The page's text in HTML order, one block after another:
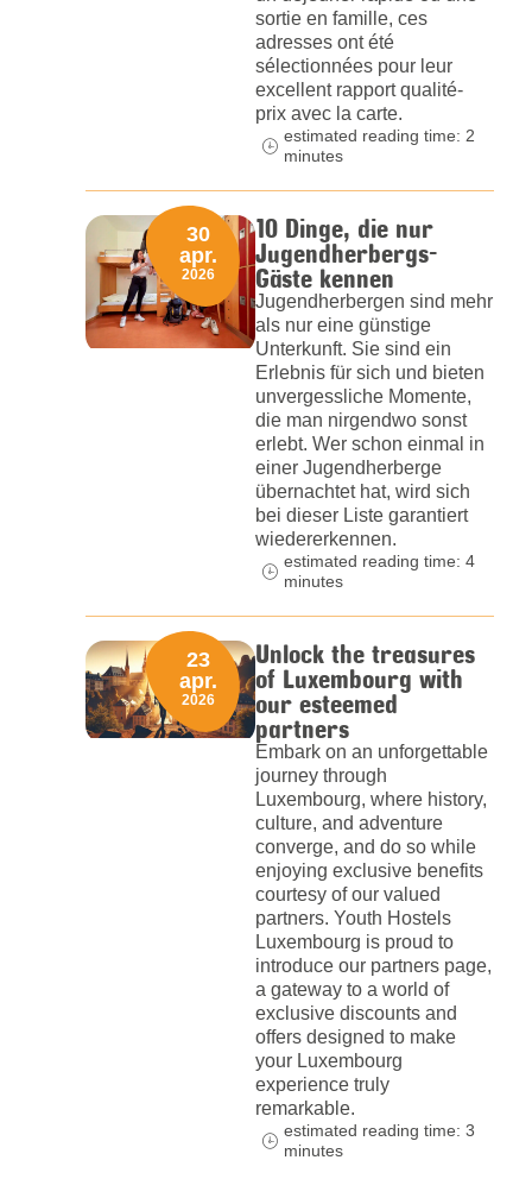
sortie en famille, ces
adresses ont été
sélectionnées pour leur
excellent rapport qualité-
prix avec la carte.
estimated reading time: 2
minutes
10 Dinge, die nur
Jugendherbergs-
Gäste kennen
Jugendherbergen sind mehr
als nur eine günstige
Unterkunft. Sie sind ein
Erlebnis für sich und bieten
unvergessliche Momente,
die man nirgendwo sonst
erlebt. Wer schon einmal in
einer Jugendherberge
übernachtet hat, wird sich
bei dieser Liste garantiert
wiedererkennen.
30
apr.
2026
estimated reading time: 4
minutes
Unlock the treasures
of Luxembourg with
our esteemed
partners
Embark on an unforgettable
journey through
Luxembourg, where history,
culture, and adventure
converge, and do so while
enjoying exclusive benefits
courtesy of our valued
partners. Youth Hostels
Luxembourg is proud to
introduce our partners page,
a gateway to a world of
exclusive discounts and
offers designed to make
your Luxembourg
experience truly
remarkable.
23
apr.
2026
estimated reading time: 3
minutes